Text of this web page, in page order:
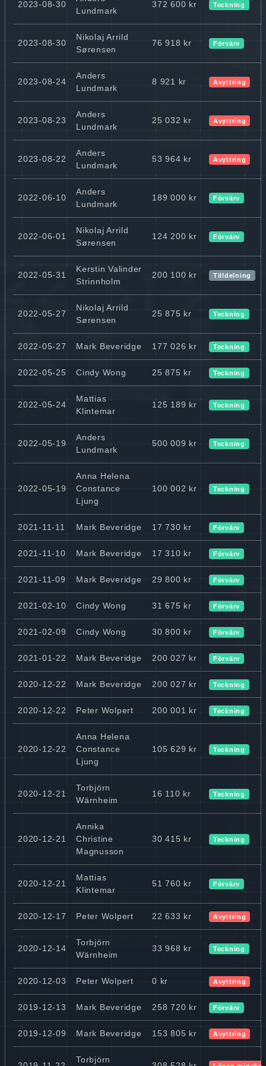
2023-08-30
Lundmark
372 600 kr Teckning
2023-08-30
Nikolaj Arrild
Sørensen
76 918 kr Förvärv
2023-08-24
Anders
Lundmark
8 921 kr Avyttring
2023-08-23
Anders
Lundmark
25 032 kr Avyttring
2023-08-22
Anders
Lundmark
53 964 kr Avyttring
2022-06-10
Anders
Lundmark
189 000 kr Förvärv
2022-06-01
Nikolaj Arrild
Sørensen
124 200 kr Förvärv
2022-05-31
Kerstin Valinder
Strinnholm
200 100 kr Tilldelning
2022-05-27
Nikolaj Arrild
Sørensen
25 875 kr Teckning
2022-05-27 Mark Beveridge 177 026 kr Teckning
2022-05-25 Cindy Wong 25 875 kr Teckning
2022-05-24
Mattias
Klintemar
125 189 kr Teckning
2022-05-19
Anders
Lundmark
500 009 kr Teckning
2022-05-19
Anna Helena
Constance
Ljung
100 002 kr Teckning
2021-11-11 Mark Beveridge 17 730 kr Förvärv
2021-11-10 Mark Beveridge 17 310 kr Förvärv
2021-11-09 Mark Beveridge 29 800 kr Förvärv
2021-02-10 Cindy Wong 31 675 kr Förvärv
2021-02-09 Cindy Wong 30 800 kr Förvärv
2021-01-22 Mark Beveridge 200 027 kr Förvärv
2020-12-22 Mark Beveridge 200 027 kr Teckning
2020-12-22 Peter Wolpert 200 001 kr Teckning
2020-12-22
Anna Helena
Constance
Ljung
105 629 kr Teckning
2020-12-21
Torbjörn
Wärnheim
16 110 kr Teckning
2020-12-21
Annika
Christine
Magnusson
30 415 kr Teckning
2020-12-21
Mattias
Klintemar
51 760 kr Förvärv
2020-12-17 Peter Wolpert 22 633 kr Avyttring
2020-12-14
Torbjörn
Wärnheim
33 968 kr Teckning
2020-12-03 Peter Wolpert 0 kr Avyttring
2019-12-13 Mark Beveridge 258 720 kr Förvärv
2019-12-09 Mark Beveridge 153 805 kr Avyttring
Torbjörn